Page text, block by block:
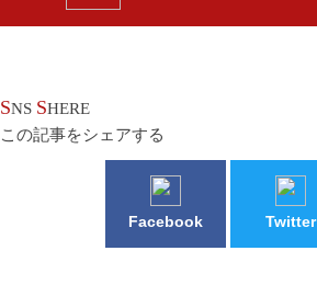
SNS SHERE
この記事をシェアする
Facebook Twitter